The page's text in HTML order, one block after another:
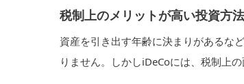
税制上のメリットが高い投資方法
資産を引き出す年齢に決まりがあるな
りません。しかしiDeCoには、税制上